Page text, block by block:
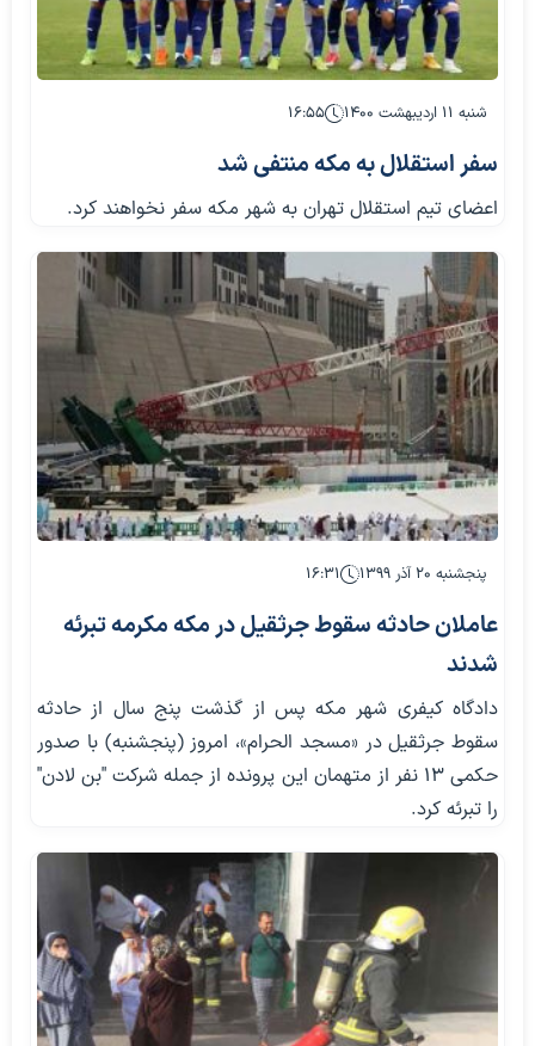
شنبه ۱۱ اردیبهشت ۱۴۰۰ ۱۶:۵۵
سفر استقلال به مکه منتفی شد
اعضای تیم استقلال تهران به شهر مکه سفر نخواهند کرد.
پنجشنبه ۲۰ آذر ۱۳۹۹ ۱۶:۳۱
عاملان حادثه سقوط جرثقیل در مکه مکرمه تبرئه
شدند
دادگاه کیفری شهر مکه پس از گذشت پنج سال از حادثه
سقوط جرثقیل در «مسجد الحرام»، امروز (پنجشنبه) با صدور
حکمی ۱۳ نفر از متهمان این پرونده از جمله شرکت "بن لادن"
را تبرئه کرد.